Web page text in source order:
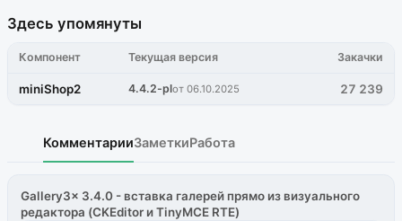
Здесь упомянуты
Компонент Текущая версия Закачки
miniShop2 4.4.2-plот 06.10.2025 27 239
КомментарииЗаметкиРабота
Gallery3x 3.4.0 - вставка галерей прямо из визуального
редактора (CKEditor и TinyMCE RTE)